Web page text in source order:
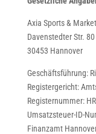
Axia Sports &
Davenstedter Str. 80
30453 Hannover
Geschäftsführung:
Registergericht:
Registernummer:
Umsatzsteuer-ID-
Finanzamt